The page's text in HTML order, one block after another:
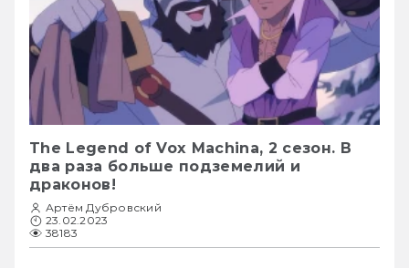
The Legend of Vox Machina, 2 сезон. В
два раза больше подземелий и
драконов!
Артём Дубровский
23.02.2023
38183